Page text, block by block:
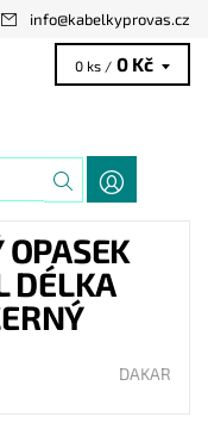
info@kabelkyprovas.cz
0 ks / 0 Kč
DÉLKA
DAKAR